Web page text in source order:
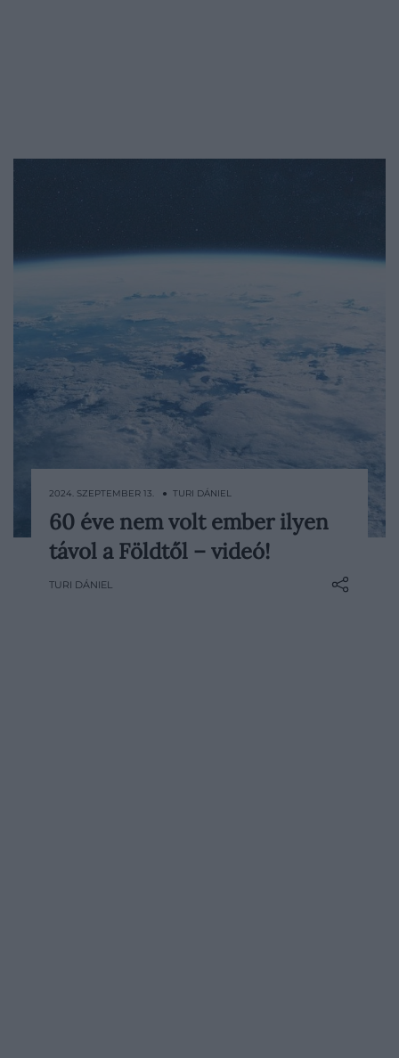
Közel 1400 kilométerre vannak jelenleg a
SpaceX magánűrhajó legénységének
magánűrhajós, Jared Isaacman és csapata
2024. SZEPTEMBER 13. ● TURI DÁNIEL
60 éve nem volt ember ilyen
távol a Földtől – videó!
TURI DÁNIEL